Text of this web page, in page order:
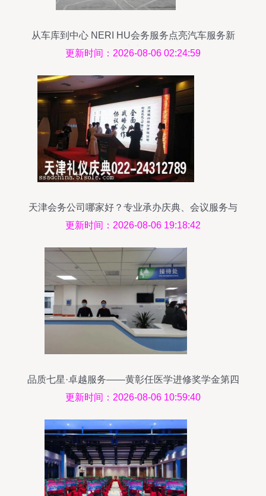
从车库到中心 NERI HU会务服务点亮汽车服务新
生态
更新时间：2026-08-06 02:24:59
天津会务公司哪家好？专业承办庆典、会议服务与
会场布置的实力派
更新时间：2026-08-06 19:18:42
品质七星·卓越服务——黄彰任医学进修奖学金第四
届学术年会圆满落幕
更新时间：2026-08-06 10:59:40